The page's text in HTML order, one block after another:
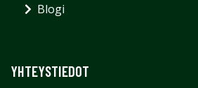
Blogi
YHTEYSTIEDOT